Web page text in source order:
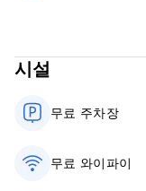
시설
무료 주차장
무료 와이파이